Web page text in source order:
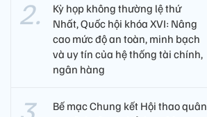
Kỳ họp không thường lệ thứ
Nhất, Quốc hội khóa XVI: Nâng
cao mức độ an toàn, minh bạch
và uy tín của hệ thống tài chính,
ngân hàng
Bế mạc Chung kết Hội thao quân